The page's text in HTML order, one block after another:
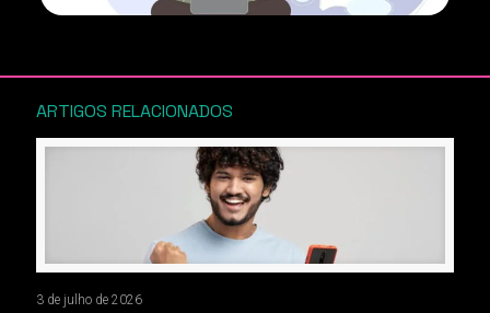
ARTIGOS RELACIONADOS
3 de julho de 2026